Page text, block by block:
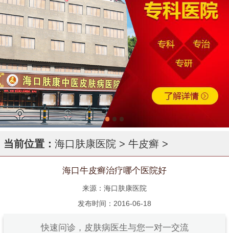
当前位置： 海口肤康医院 > 牛皮癣 >
海口牛皮癣治疗哪个医院好
来源：海口肤康医院
发布时间：2016-06-18
快速问诊，皮肤病医生与您一对一交流